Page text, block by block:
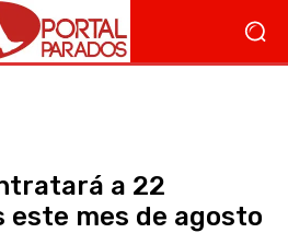
a 22
este mes de agosto